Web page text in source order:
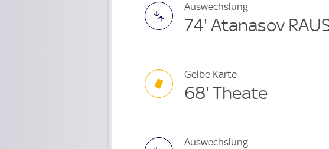
Auswechslung
74' Atanasov
Gelbe Karte
68' Theate
Auswechslung